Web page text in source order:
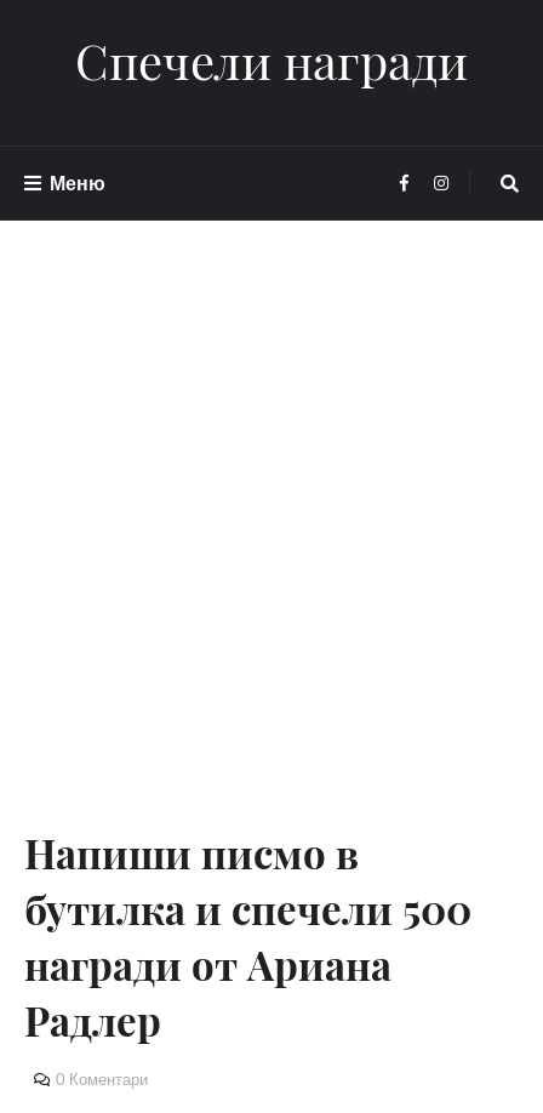
Спечели награди
Меню
Напиши писмо в
бутилка и спечели 500
награди от Ариана
Радлер
0 Коментари